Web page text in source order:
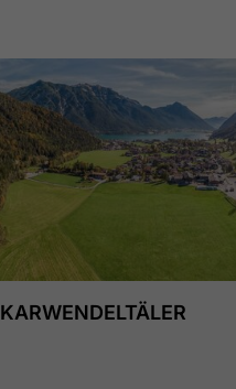
KARWENDELTÄLER